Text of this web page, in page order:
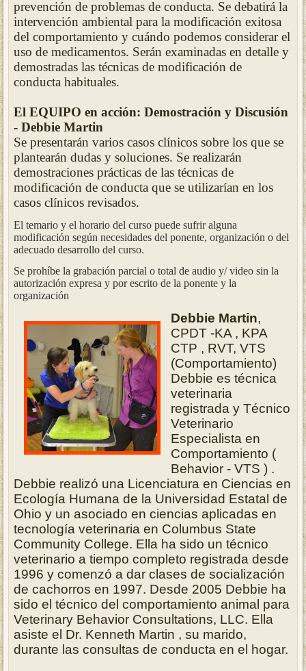
prevención de problemas de conducta. Se debatirá la
intervención ambiental para la modificación exitosa
del comportamiento y cuándo podemos considerar el
uso de medicamentos. Serán examinadas en detalle y
demostradas las técnicas de modificación de
conducta habituales.
El EQUIPO en acción: Demostración y Discusión
- Debbie Martin
Se presentarán varios casos clínicos sobre los que se
plantearán dudas y soluciones. Se realizarán
demostraciones prácticas de las técnicas de
modificación de conducta que se utilizarían en los
casos clínicos revisados.
El temario y el horario del curso puede sufrir alguna
modificación según necesidades del ponente, organización o del
adecuado desarrollo del curso.
Se prohíbe la grabación parcial o total de audio y/ video sin la
autorización expresa y por escrito de la ponente y la
organización
Debbie Martin,
CPDT -KA , KPA
CTP , RVT, VTS
(Comportamiento)
Debbie es técnica
veterinaria
registrada y Técnico
Veterinario
Especialista en
Comportamiento (
Behavior - VTS ) .
Debbie realizó una Licenciatura en Ciencias en
Ecología Humana de la Universidad Estatal de
Ohio y un asociado en ciencias aplicadas en
tecnología veterinaria en Columbus State
Community College. Ella ha sido un técnico
veterinario a tiempo completo registrada desde
1996 y comenzó a dar clases de socialización
de cachorros en 1997. Desde 2005 Debbie ha
sido el técnico del comportamiento animal para
Veterinary Behavior Consultations, LLC. Ella
asiste el Dr. Kenneth Martin , su marido,
durante las consultas de conducta en el hogar.